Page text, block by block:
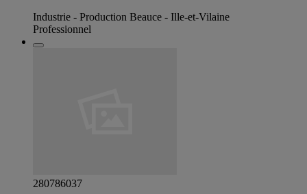
Industrie - Production Beauce - Ille-et-Vilaine
Professionnel
280786037